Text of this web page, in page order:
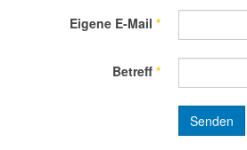
Eigene E-Mail *
Betreff *
Senden